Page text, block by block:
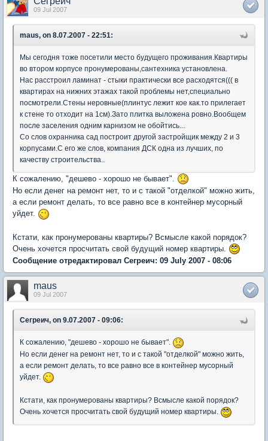
09 Jul 2007
maus, on 8.07.2007 - 22:51:
Мы сегодня тоже посетили место будущего проживания.Квартиры
во втором корпусе пронумерованы,сантехника установлена.
Нас расстроил ламинат - стыки практически все расходятся((( в
квартирах на нижних этажах такой проблемы нет,специально
посмотрели.Стены неровные(плинтус лежит кое как.то прилегает
к стене то отходит на 1см).Зато плитка выложена ровно.Вообщем
после заселения одним карнизом не обойтись...
Со слов охранника сад построит другой застройщик между 2 и 3
корпусами.С его же слов, компания ДСК одна из лучших, по
качеству строительства..
К сожалению, "дешево - хорошо не бывает".
Но если денег на ремонт нет, то и с такой "отделкой" можно жить,
а если ремонт делать, то все равно все в контейнер мусорный
уйдет.
Кстати, как пронумерованы квартиры? Всмысле какой порядок?
Очень хочется просчитать свой будущий номер квартиры.
Сообщение отредактировал Сегреич: 09 July 2007 - 08:06
maus
09 Jul 2007
Сегреич, on 9.07.2007 - 09:06:
К сожалению, "дешево - хорошо не бывает".
Но если денег на ремонт нет, то и с такой "отделкой" можно жить,
а если ремонт делать, то все равно все в контейнер мусорный
уйдет.
Кстати, как пронумерованы квартиры? Всмысле какой порядок?
Очень хочется просчитать свой будущий номер квартиры.